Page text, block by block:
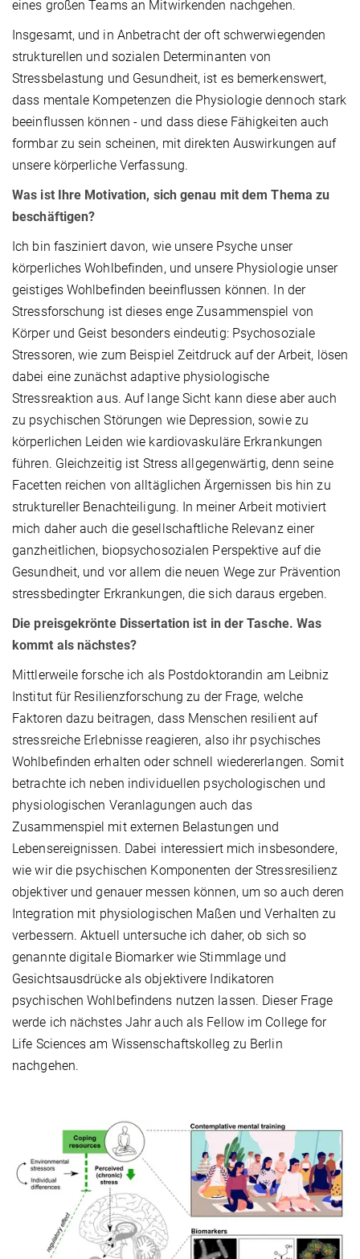
eines großen Teams an Mitwirkenden nachgehen.
Insgesamt, und in Anbetracht der oft schwerwiegenden
strukturellen und sozialen Determinanten von
Stressbelastung und Gesundheit, ist es bemerkenswert,
dass mentale Kompetenzen die Physiologie dennoch stark
beeinflussen können - und dass diese Fähigkeiten auch
formbar zu sein scheinen, mit direkten Auswirkungen auf
unsere körperliche Verfassung.
Was ist Ihre Motivation, sich genau mit dem Thema zu
beschäftigen?
Ich bin fasziniert davon, wie unsere Psyche unser
körperliches Wohlbefinden, und unsere Physiologie unser
geistiges Wohlbefinden beeinflussen können. In der
Stressforschung ist dieses enge Zusammenspiel von
Körper und Geist besonders eindeutig: Psychosoziale
Stressoren, wie zum Beispiel Zeitdruck auf der Arbeit, lösen
dabei eine zunächst adaptive physiologische
Stressreaktion aus. Auf lange Sicht kann diese aber auch
zu psychischen Störungen wie Depression, sowie zu
körperlichen Leiden wie kardiovaskuläre Erkrankungen
führen. Gleichzeitig ist Stress allgegenwärtig, denn seine
Facetten reichen von alltäglichen Ärgernissen bis hin zu
struktureller Benachteiligung. In meiner Arbeit motiviert
mich daher auch die gesellschaftliche Relevanz einer
ganzheitlichen, biopsychosozialen Perspektive auf die
Gesundheit, und vor allem die neuen Wege zur Prävention
stressbedingter Erkrankungen, die sich daraus ergeben.
Die preisgekrönte Dissertation ist in der Tasche. Was
kommt als nächstes?
Mittlerweile forsche ich als Postdoktorandin am Leibniz
Institut für Resilienzforschung zu der Frage, welche
Faktoren dazu beitragen, dass Menschen resilient auf
stressreiche Erlebnisse reagieren, also ihr psychisches
Wohlbefinden erhalten oder schnell wiedererlangen. Somit
betrachte ich neben individuellen psychologischen und
physiologischen Veranlagungen auch das
Zusammenspiel mit externen Belastungen und
Lebensereignissen. Dabei interessiert mich insbesondere,
wie wir die psychischen Komponenten der Stressresilienz
objektiver und genauer messen können, um so auch deren
Integration mit physiologischen Maßen und Verhalten zu
verbessern. Aktuell untersuche ich daher, ob sich so
genannte digitale Biomarker wie Stimmlage und
Gesichtsausdrücke als objektivere Indikatoren
psychischen Wohlbefindens nutzen lassen. Dieser Frage
werde ich nächstes Jahr auch als Fellow im College for
Life Sciences am Wissenschaftskolleg zu Berlin
nachgehen.